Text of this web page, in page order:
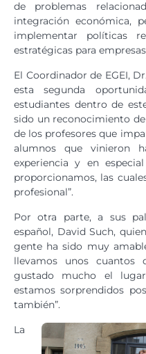
de problemas
integración económica,
implementar políticas
estratégicas para
El Coordinador de EGEI,
esta segunda
estudiantes dentro de
sido un reconocimiento
de los profesores que
alumnos que vinieron
experiencia y en
proporcionamos, las
profesional”.
Por otra parte, a sus
español, David Such,
gente ha sido muy
llevamos unos cuantos
gustado mucho el
estamos sorprendidos
también”.
La